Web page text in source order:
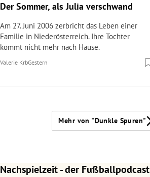
Der Sommer, als Julia verschwand
Am 27. Juni 2006 zerbricht das Leben einer
Familie in Niederösterreich. Ihre Tochter
kommt nicht mehr nach Hause.
Valerie KrbGestern
Mehr von "Dunkle Spuren"
Nachspielzeit - der Fußballpodcast